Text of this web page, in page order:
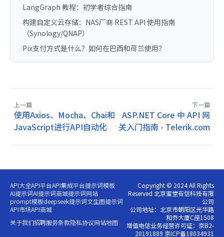
LangGraph 教程：初学者综合指南
构建自定义云存储：NAS厂商 REST API 使用指南
（Synology/QNAP）
Pix支付方式是什么？如何在巴西和荷兰使用？
上一篇
使用Axios、Mocha、Chai和
JavaScript进行API自动化
下一篇
ASP.NET Core 中 API 网
关入门指南 - Telerik.com
API大全API平台API集成平台提示词模板
AI提示词AI提示词商城提示词网站
prompt模板deepseek提示词文生图提示词
API市场API商城
关于我们招聘服务条款隐私协议网站地图
Copyright © 2024 All Rights
Reserved 北京蜜堂有信科技有限
公司
公司地址：北京市朝阳区光华路
和乔大厦C座1508
增值电信业务经营许可证：京B2-
20191889 京ICP备18034931